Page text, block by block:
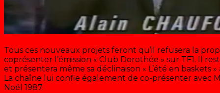
Tous ces nouveaux projets feront qu’il refusera la
coprésenter l’émission « Club Dorothée » sur TF1. Il
et présentera même sa déclinaison « L’été en baskets
La chaîne lui confie également de co-présenter avec
Noël 1987.